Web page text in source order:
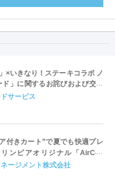
×いきなり！ステーキコラボ ノ
」に関するお詫びおよび交換
サービス
付きカート”で夏でも快適プレ
ピアオリジナル「AirCon
）」導入 | ＰＧＭ
ージメント株式会社